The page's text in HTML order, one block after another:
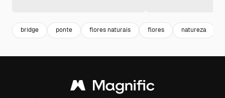
bridge ponte flores naturais flores natureza